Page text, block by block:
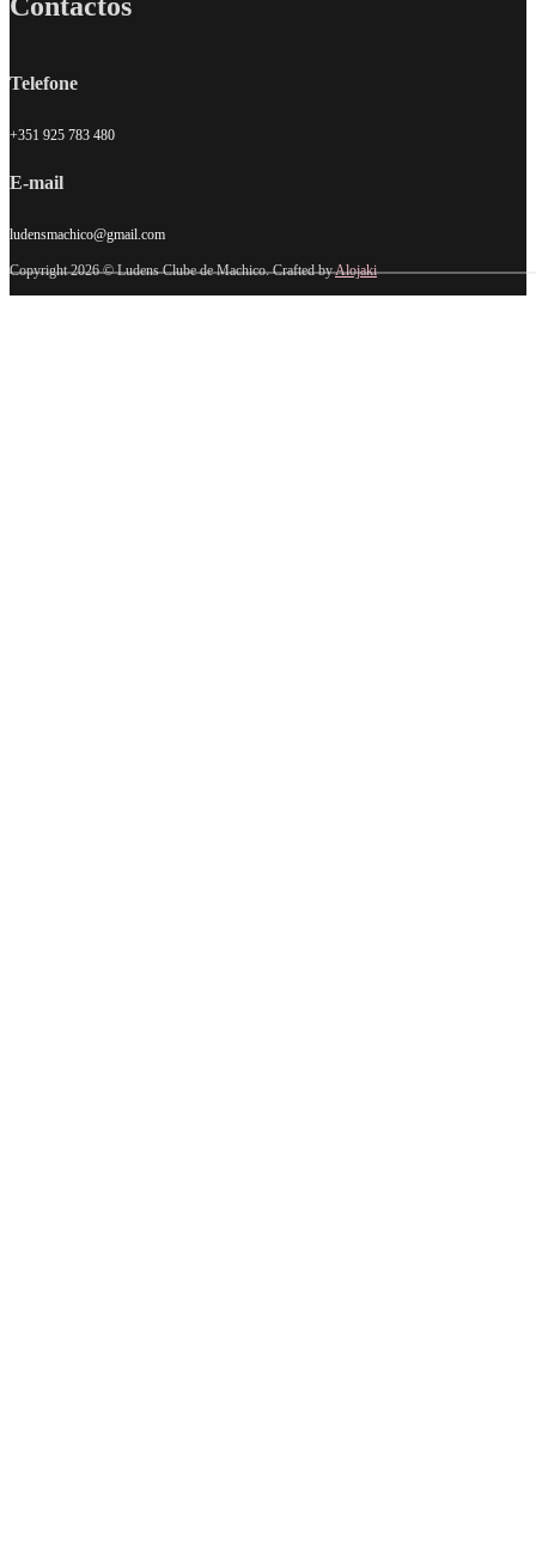
Telefone
+351 925 783 480
E-mail
ludensmachico@gmail.com
Copyright 2026 © Ludens Clube de Machico. Crafted byAlojaki